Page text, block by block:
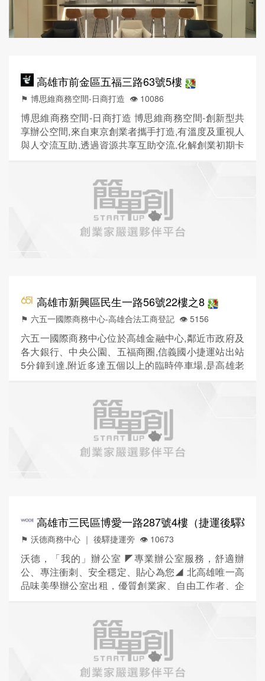
高雄市前金區五福三路63號5樓
⚑ 博思維商務空間-日商打造 👁️‍ 10086
博思維商務空間-日商打造 博思維商務空間-創新型共
享辦公空間,來自東京創業者攜手打造,有溫度及重視人
與人交流互助,透過資源共享互助交流,化解創業初期卡
間：週一至週五 09 : 00 - 18 : 00 電話：(07) 221-3700
官方LINE：@eca8614r
高雄市新興區民生一路56號22樓之8
⚑ 六五一國際商務中心-高雄合法工商登記 👁️‍ 5156
六五一國際商務中心位於高雄金融中心,鄰近市政府及
各大銀行、中央公園、五福商圈,信義國小捷運站出站
5分鐘到達,附近多達五個以上的臨時停車場,是高雄老
高雄市三民區博愛一路287號4樓（捷運後驛站4
⚑ 沃德商務中心 ｜ 後驛捷運旁 👁️‍ 10673
沃德，「我的」辦公室 ◤專業辦公室服務，舒適辦
公、專注衝刺、安全穩定、貼心為您◢ 北高雄唯一高
品味美學辦公室出租，優質創業家、自由工作者、企
更即時，訪客接待、當日信件/包裹代收通知 3. 贈送會
議室使用時數，會議室使用安排 4. 提供全台唯一超越
外商風格公共空間，提升您的辦公效率與公司競爭...